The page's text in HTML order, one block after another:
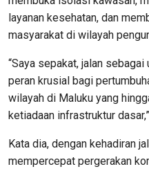
layanan kesehatan, dan
masyarakat di wilayah
“Saya sepakat, jalan
peran krusial bagi
wilayah di Maluku yang
ketiadaan infrastruktur
Kata dia, dengan kehadiran
mempercepat pergerakan